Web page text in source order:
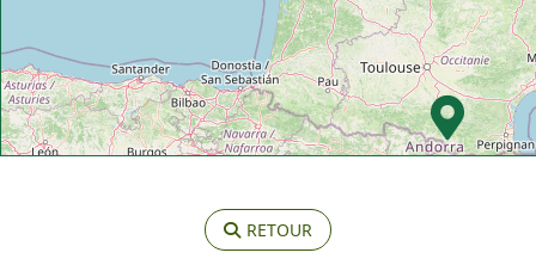
RETOUR